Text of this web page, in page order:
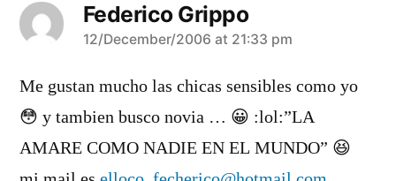
Federico Grippo
says:
12/December/2006 at 21:33 pm
Me gustan mucho las chicas sensibles como yo
😳 y tambien busco novia … 😀 :lol:”LA
AMARE COMO NADIE EN EL MUNDO” 😆